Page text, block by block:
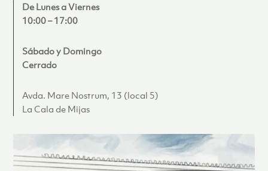
De Lunes a Viernes
10:00 – 17:00
Sábado y Domingo
Cerrado
Avda. Mare Nostrum, 13 (local 5)
La Cala de Mijas